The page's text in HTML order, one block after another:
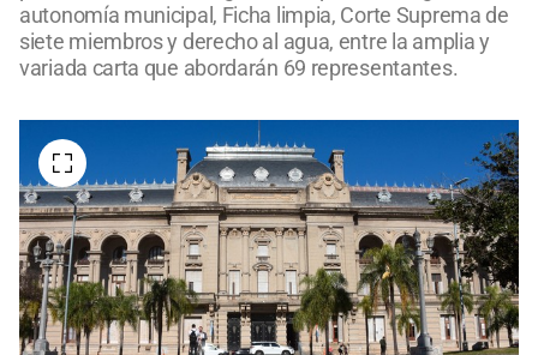
autonomía municipal, Ficha limpia, Corte Suprema de
siete miembros y derecho al agua, entre la amplia y
variada carta que abordarán 69 representantes.